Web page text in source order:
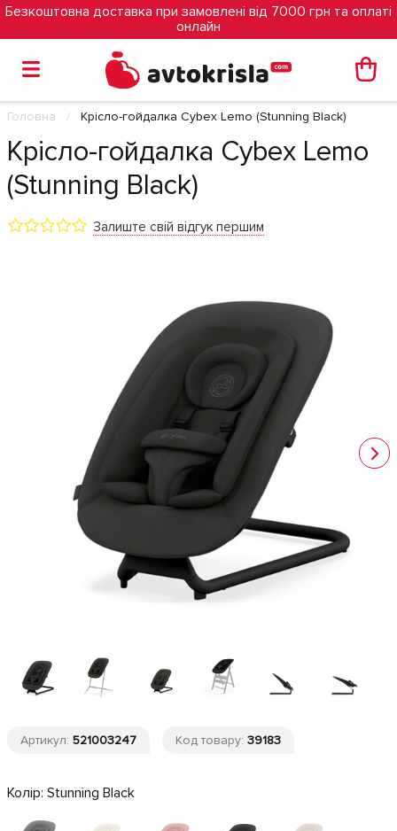
Безкоштовна доставка при замовлені від 7000 грн та оплаті
онлайн
Головна Крісло-гойдалка Cybex Lemo (Stunning Black)
Крісло-гойдалка Cybex Lemo
(Stunning Black)
Залиште свій відгук першим
Артикул: 521003247 Код товару: 39183
Колір: Stunning Black